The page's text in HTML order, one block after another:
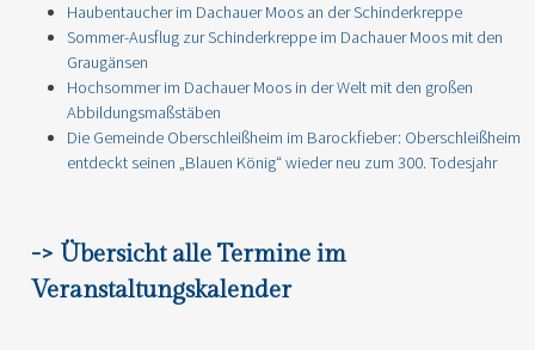
Haubentaucher im Dachauer Moos an der Schinderkreppe
Sommer-Ausflug zur Schinderkreppe im Dachauer Moos mit den
Graugänsen
Hochsommer im Dachauer Moos in der Welt mit den großen
Abbildungsmaßstäben
Die Gemeinde Oberschleißheim im Barockfieber: Oberschleißheim
entdeckt seinen „Blauen König“ wieder neu zum 300. Todesjahr
-> Übersicht alle Termine im
Veranstaltungskalender